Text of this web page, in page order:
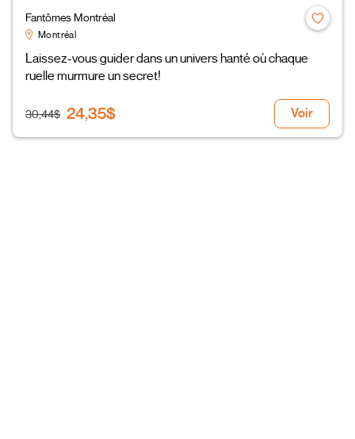
Fantômes Montréal
Montréal
Laissez-vous guider dans un univers hanté où chaque
ruelle murmure un secret!
30,44$ 24,35$ Voir